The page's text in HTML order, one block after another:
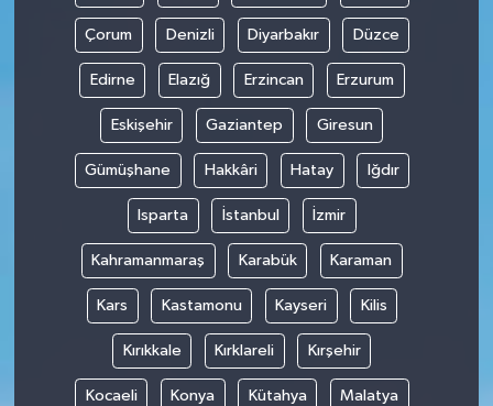
Çorum Denizli Diyarbakır Düzce
Edirne Elazığ Erzincan Erzurum
Eskişehir Gaziantep Giresun
Gümüşhane Hakkâri Hatay Iğdır
Isparta İstanbul İzmir
Kahramanmaraş Karabük Karaman
Kars Kastamonu Kayseri Kilis
Kırıkkale Kırklareli Kırşehir
Kocaeli Konya Kütahya Malatya